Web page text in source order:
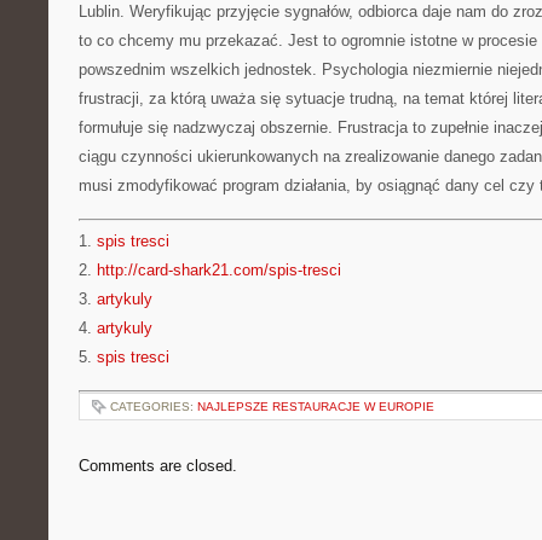
Lublin. Weryfikując przyjęcie sygnałów, odbiorca daje nam do
to co chcemy mu przekazać. Jest to ogromnie istotne w
powszednim wszelkich jednostek. Psychologia niezmiernie
frustracji, za którą uważa się sytuacje trudną, na temat której
formułuje się nadzwyczaj obszernie. Frustracja to zupełnie
ciągu czynności ukierunkowanych na zrealizowanie danego
musi zmodyfikować program działania, by osiągnąć dany cel
1. spis tresci
2. http://card-shark21.com/spis-tresci
3. artykuly
4. artykuly
5. spis tresci
CATEGORIES: NAJLEPSZE RESTAURACJE W EUROPIE
Comments are closed.